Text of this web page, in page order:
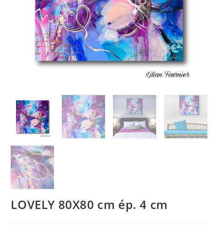
LOVELY 80X80 cm ép. 4 cm